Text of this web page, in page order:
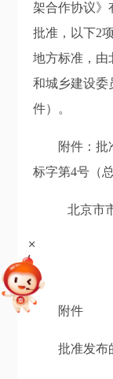
架合作协议》
批准，以下2
地方标准，由
和城乡建设委
件）。
附件：批准
标字第4号（
北京市市
附件
批准发布的
+